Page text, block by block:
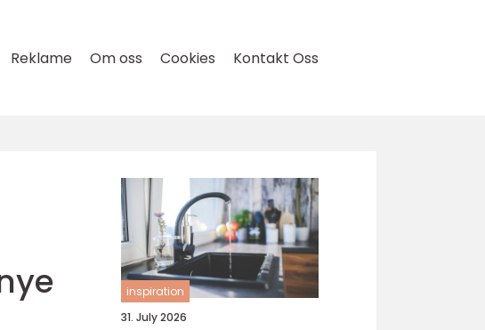
Reklame Om oss Cookies Kontakt Oss
inspiration
31. July 2026